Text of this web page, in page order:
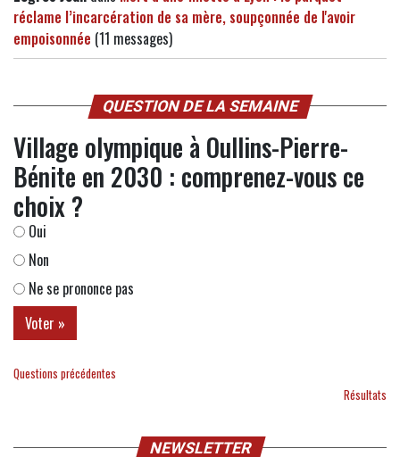
réclame l’incarcération de sa mère, soupçonnée de l'avoir
empoisonnée (11 messages)
QUESTION DE LA SEMAINE
Village olympique à Oullins-Pierre-
Bénite en 2030 : comprenez-vous ce
choix ?
Oui
Non
Ne se prononce pas
Questions précédentes
Résultats
NEWSLETTER